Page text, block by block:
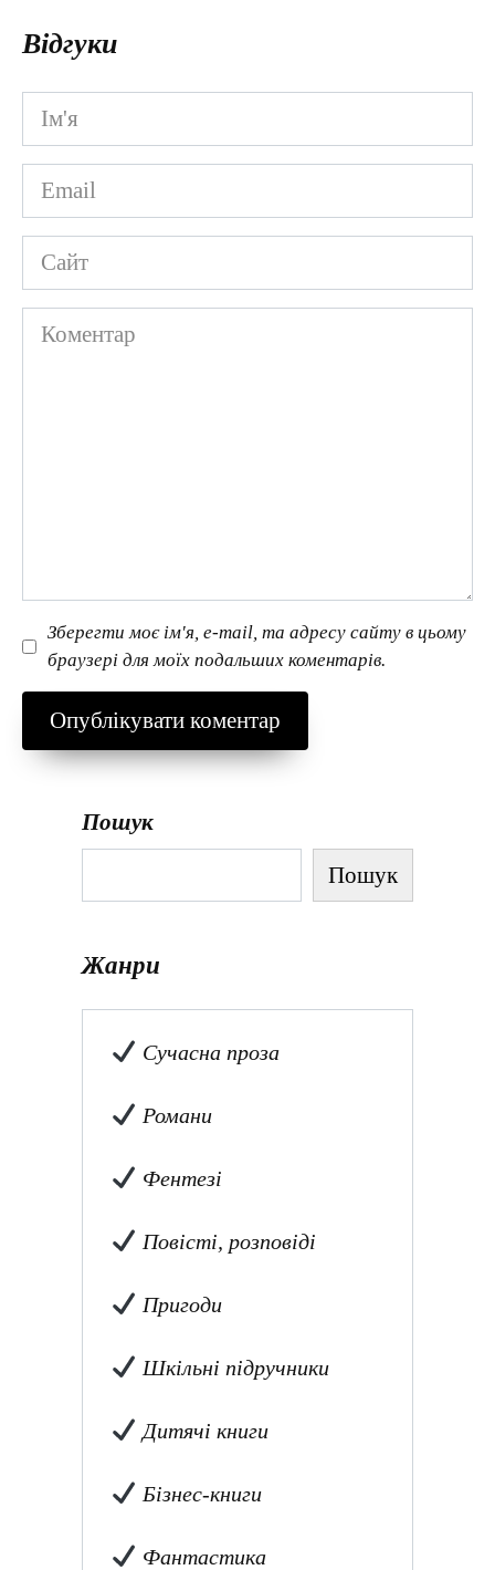
Відгуки
Ім'я
*
Email
*
Сайт
Коментар
Зберегти моє ім'я, e-mail, та адресу сайту в цьому
браузері для моїх подальших коментарів.
Пошук
Пошук
Жанри
Сучасна проза
Романи
Фентезі
Повісті, розповіді
Пригоди
Шкільні підручники
Дитячі книги
Бізнес-книги
Фантастика